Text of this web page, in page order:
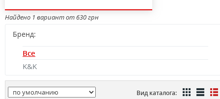
Найдено 1 вариант от 630 грн
Бренд:
Все
K&K
Вид каталога: